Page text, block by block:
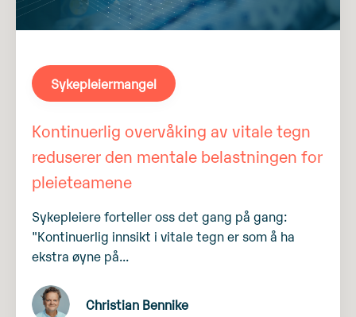
Sykepleiermangel
Kontinuerlig overvåking av vitale tegn
reduserer den mentale belastningen for
pleieteamene
Sykepleiere forteller oss det gang på gang:
"Kontinuerlig innsikt i vitale tegn er som å ha
ekstra øyne på...
Christian Bennike